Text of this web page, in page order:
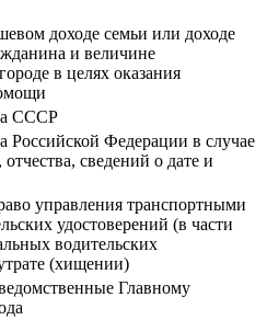
доходе семьи или доходе
и величине
в целях оказания
СССР
Российской Федерации в случае
сведений о дате и
управления транспортными
удостоверений (в части
водительских
(хищении)
Главному